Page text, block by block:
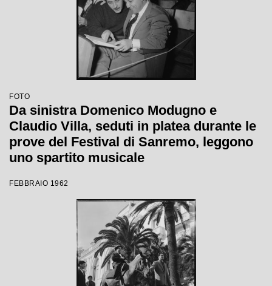
FOTO
Da sinistra Domenico Modugno e
Claudio Villa, seduti in platea durante le
prove del Festival di Sanremo, leggono
uno spartito musicale
FEBBRAIO 1962